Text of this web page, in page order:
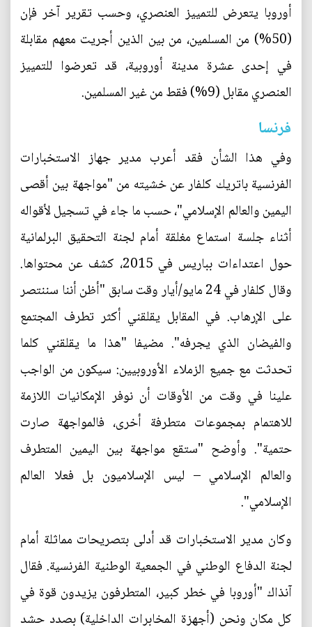
أوروبا يتعرض للتمييز العنصري، وحسب تقرير آخر فإن
(50%) من المسلمين، من بين الذين أجريت معهم مقابلة
في إحدى عشرة مدينة أوروبية، قد تعرضوا للتمييز
العنصري مقابل (9%) فقط من غير المسلمين.
فرنسا
وفي هذا الشأن فقد أعرب مدير جهاز الاستخبارات
الفرنسية باتريك كلفار عن خشيته من "مواجهة بين أقصى
اليمين والعالم الإسلامي"، حسب ما جاء في تسجيل لأقواله
أثناء جلسة استماع مغلقة أمام لجنة التحقيق البرلمانية
حول اعتداءات بباريس في 2015، كشف عن محتواها.
وقال كلفار في 24 مايو/أيار وقت سابق "أظن أننا سننتصر
على الإرهاب. في المقابل يقلقني أكثر تطرف المجتمع
والفيضان الذي يجرفه". مضيفا "هذا ما يقلقني كلما
تحدثت مع جميع الزملاء الأوروبيين: سيكون من الواجب
علينا في وقت من الأوقات أن نوفر الإمكانيات اللازمة
للاهتمام بمجموعات متطرفة أخرى، فالمواجهة صارت
حتمية". وأوضح "ستقع مواجهة بين اليمين المتطرف
والعالم الإسلامي – ليس الإسلاميون بل فعلا العالم
الإسلامي".
وكان مدير الاستخبارات قد أدلى بتصريحات مماثلة أمام
لجنة الدفاع الوطني في الجمعية الوطنية الفرنسية. فقال
آنذاك "أوروبا في خطر كبير، المتطرفون يزيدون قوة في
كل مكان ونحن (أجهزة المخابرات الداخلية) بصدد حشد